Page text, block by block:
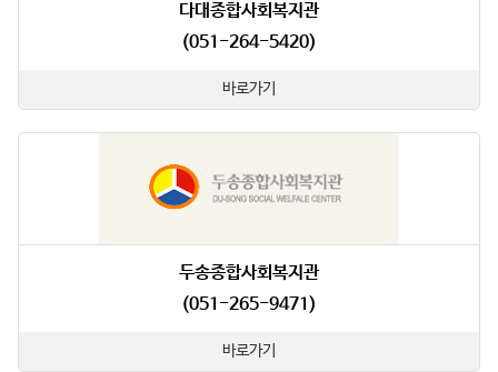
다대종합사회복지관
(051-264-5420)
바로가기
두송종합사회복지관
(051-265-9471)
바로가기